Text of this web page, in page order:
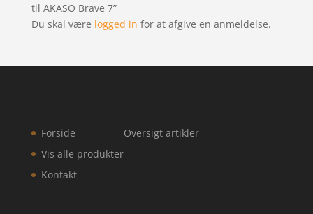
til AKASO Brave 7”
Du skal være logged in for at afgive en anmeldelse.
Forside
Vis alle produkter
Kontakt
Oversigt artikler